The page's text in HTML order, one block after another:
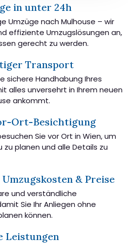
in unter 24h
Umzüge nach Mulhouse – wir
effiziente Umzugslösungen an,
gerecht zu werden.
Transport
sichere Handhabung Ihres
alles unversehrt in Ihrem neuen
ankommt.
Ort-Besichtigung
Sie vor Ort in Wien, um
zu planen und alle Details zu
& Preise
und verständliche
Sie Ihr Anliegen ohne
können.
Leistungen